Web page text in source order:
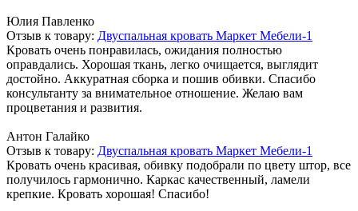
Юлия Павленко
Отзыв к товару: Двуспальная кровать Маркет Мебели-1
Кровать очень понравилась, ожидания полностью
оправдались. Хорошая ткань, легко очищается, выглядит
достойно. Аккуратная сборка и пошив обивки. Спасибо
консультанту за внимательное отношение. Желаю вам
процветания и развития.
Антон Галайко
Отзыв к товару: Двуспальная кровать Маркет Мебели-1
Кровать очень красивая, обивку подобрали по цвету штор, все
получилось гармонично. Каркас качественный, ламели
крепкие. Кровать хорошая! Спасибо!